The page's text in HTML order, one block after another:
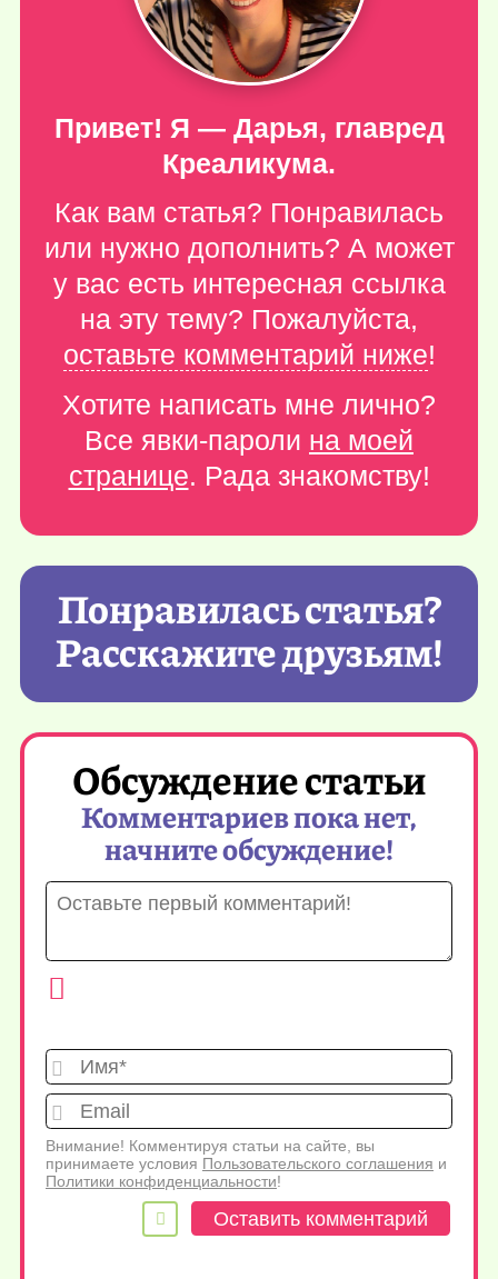
Привет! Я — Дарья, главред
Креаликума.
Как вам статья? Понравилась
или нужно дополнить? А может
у вас есть интересная ссылка
на эту тему? Пожалуйста,
оставьте комментарий ниже!
Хотите написать мне лично?
Все явки-пароли на моей
странице. Рада знакомству!
Понравилась статья?
Расскажите друзьям!
Обсуждение статьи
Комментариев пока нет,
начните обсуждение!
Имя*
Внимание! Комментируя статьи на сайте, вы
принимаете условия Пользовательского соглашения и
Политики конфиденциальности!